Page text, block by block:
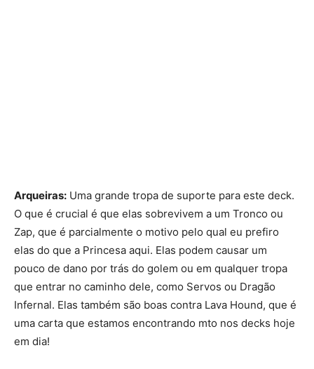
Arqueiras: Uma grande tropa de suporte para este deck.
O que é crucial é que elas sobrevivem a um Tronco ou
Zap, que é parcialmente o motivo pelo qual eu prefiro
elas do que a Princesa aqui. Elas podem causar um
pouco de dano por trás do golem ou em qualquer tropa
que entrar no caminho dele, como Servos ou Dragão
Infernal. Elas também são boas contra Lava Hound, que é
uma carta que estamos encontrando mto nos decks hoje
em dia!